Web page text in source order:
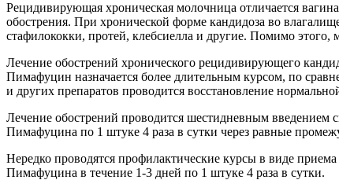
Рецидивирующая хроническая молочница отличается
обострения. При хронической форме кандидоза во
стафилококки, протей, клебсиелла и другие. Помимо
Лечение обострений хронического рецидивирующего
Пимафуцин назначается более длительным курсом, по
и других препаратов проводится восстановление
Лечение обострений проводится шестидневным введением
Пимафуцина по 1 штуке 4 раза в сутки через равные
Нередко проводятся профилактические курсы в виде
Пимафуцина в течение 1-3 дней по 1 штуке 4 раза в сутки.